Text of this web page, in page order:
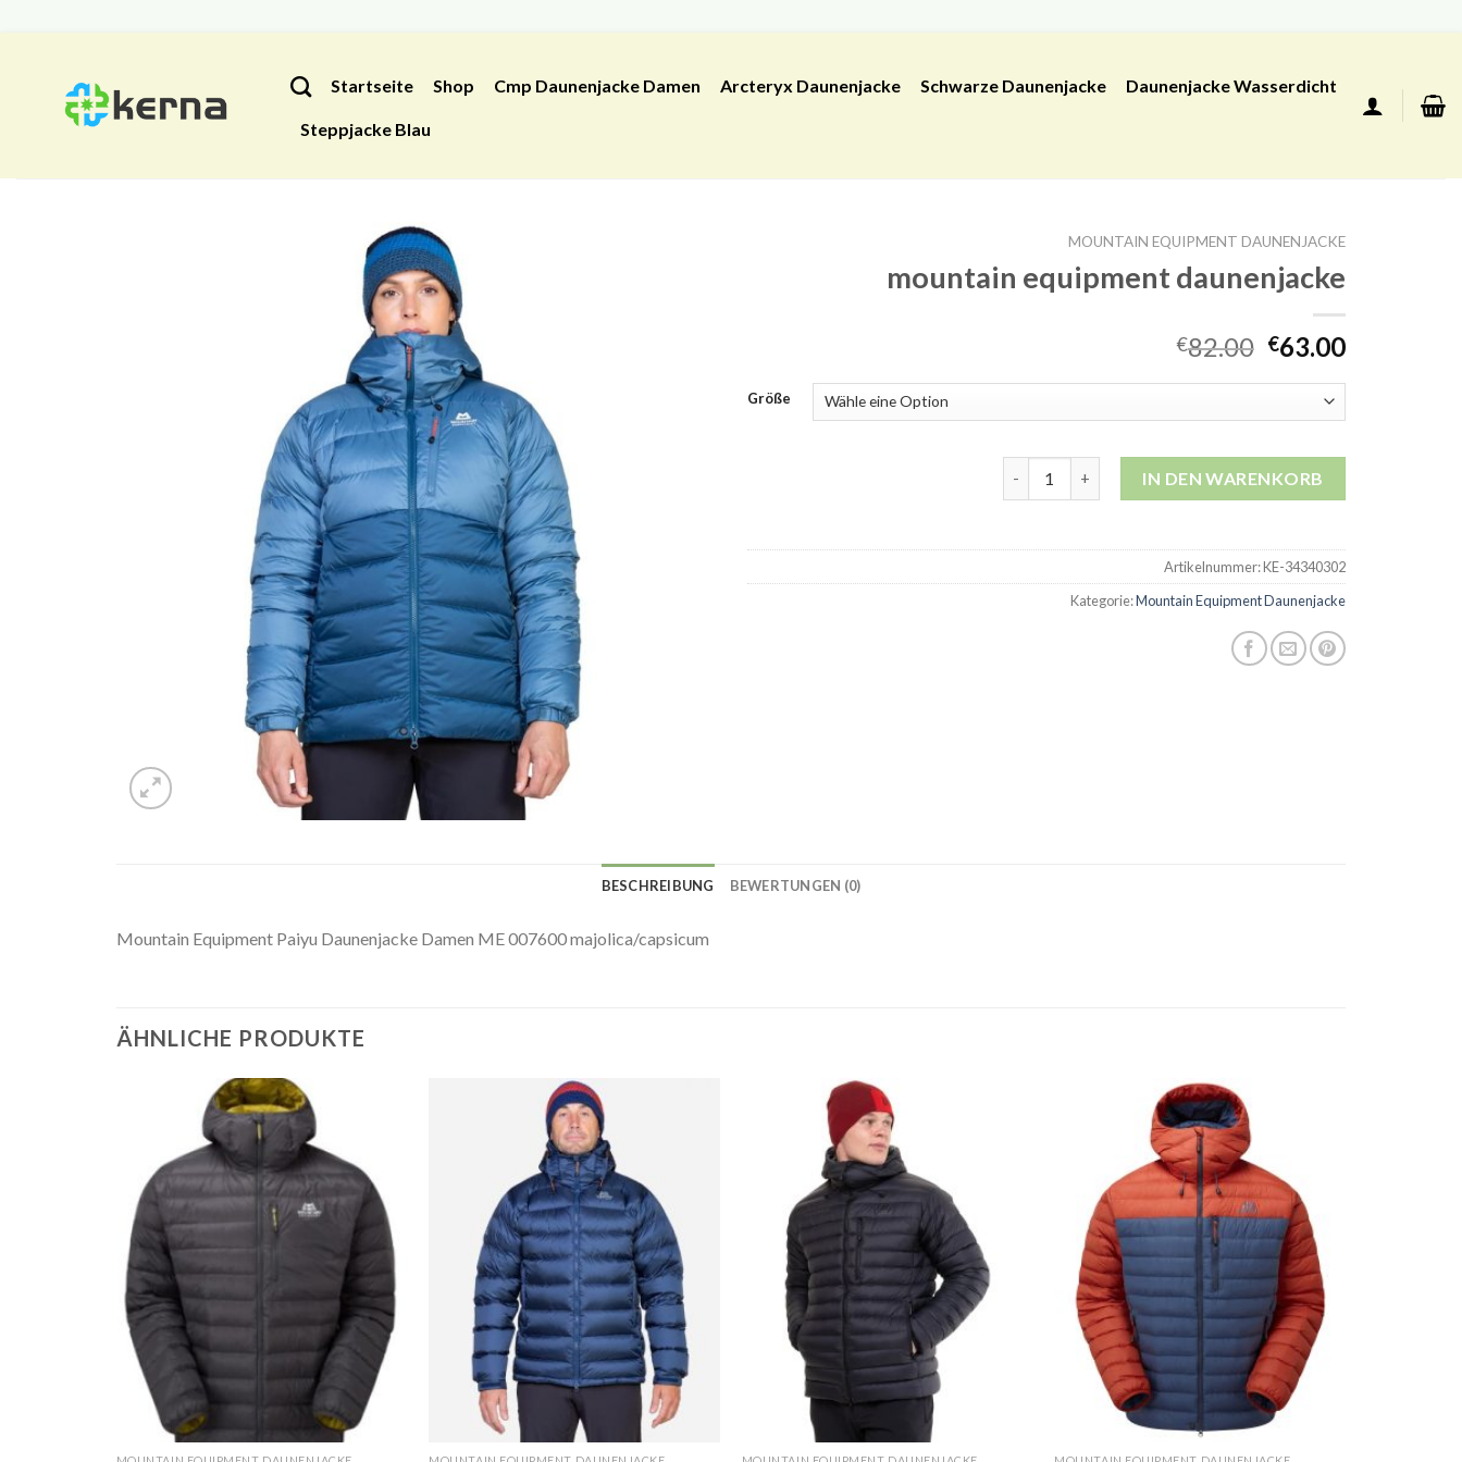
Startseite Shop Cmp Daunenjacke Damen Arcteryx Daunenjacke Schwarze Daunenjacke Daunenjacke Wasserdicht
Steppjacke Blau
MOUNTAIN EQUIPMENT DAUNENJACKE
mountain equipment daunenjacke
€82.00 €63.00
Größe
IN DEN WARENKORB
Artikelnummer:KE-34340302
Kategorie:Mountain Equipment Daunenjacke
BESCHREIBUNG BEWERTUNGEN (0)
Mountain Equipment Paiyu Daunenjacke Damen ME 007600 majolica/capsicum
ÄHNLICHE PRODUKTE